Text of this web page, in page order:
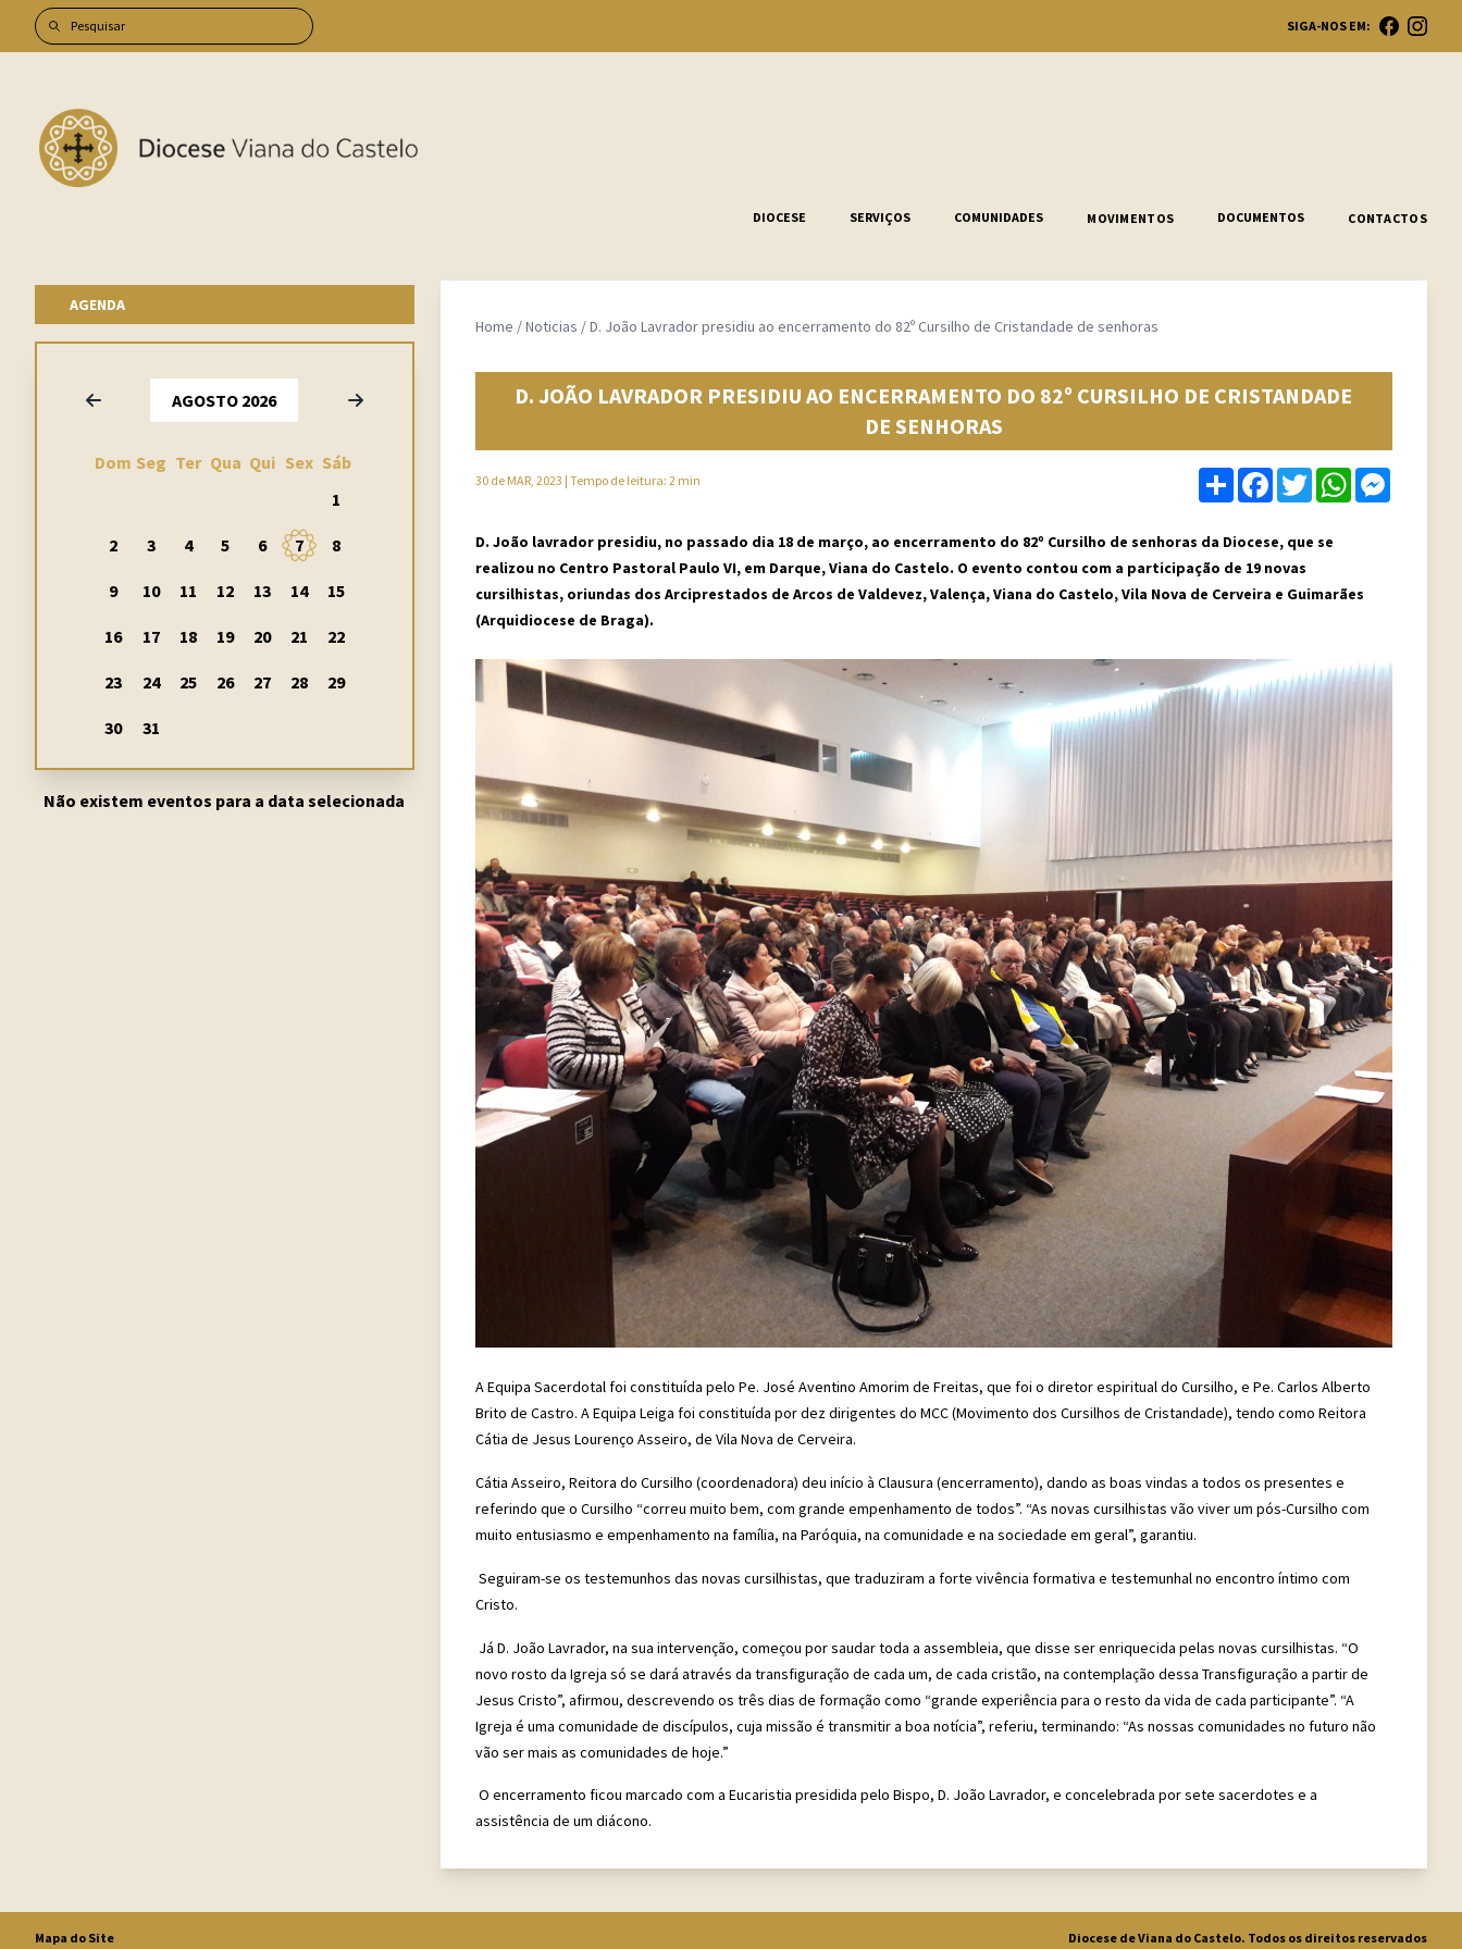
SIGA-NOS EM:
DIOCESE SERVIÇOS COMUNIDADES MOVIMENTOS DOCUMENTOS CONTACTOS
AGENDA
Anterior AGOSTO 2026 Seguinte
Dom Seg Ter Qua Qui Sex Sáb
1
2 3 4 5 6 7 8
9 10 11 12 13 14 15
16 17 18 19 20 21 22
23 24 25 26 27 28 29
30 31
Não existem eventos para a data selecionada
Home /Noticias /D. João Lavrador presidiu ao encerramento do 82º Cursilho de Cristandade de senhoras
D. JOÃO LAVRADOR PRESIDIU AO ENCERRAMENTO DO 82º CURSILHO DE CRISTANDADE
DE SENHORAS
30 de MAR, 2023 | Tempo de leitura: 2 min ShareFacebook
TwitterWhatsApp
D. João lavrador presidiu, no passado dia 18 de março, ao encerramento do 82º Cursilho de senhoras da Diocese, que se
realizou no Centro Pastoral Paulo VI, em Darque, Viana do Castelo. O evento contou com a participação de 19 novas
cursilhistas, oriundas dos Arciprestados de Arcos de Valdevez, Valença, Viana do Castelo, Vila Nova de Cerveira e Guimarães
(Arquidiocese de Braga).
A Equipa Sacerdotal foi constituída pelo Pe. José Aventino Amorim de Freitas, que foi o diretor espiritual do Cursilho, e Pe. Carlos Alberto
Brito de Castro. A Equipa Leiga foi constituída por dez dirigentes do MCC (Movimento dos Cursilhos de Cristandade), tendo como Reitora
Cátia de Jesus Lourenço Asseiro, de Vila Nova de Cerveira.
Cátia Asseiro, Reitora do Cursilho (coordenadora) deu início à Clausura (encerramento), dando as boas vindas a todos os presentes e
referindo que o Cursilho “correu muito bem, com grande empenhamento de todos”. “As novas cursilhistas vão viver um pós-Cursilho com
muito entusiasmo e empenhamento na família, na Paróquia, na comunidade e na sociedade em geral”, garantiu.
Seguiram-se os testemunhos das novas cursilhistas, que traduziram a forte vivência formativa e testemunhal no encontro íntimo com
Cristo.
Já D. João Lavrador, na sua intervenção, começou por saudar toda a assembleia, que disse ser enriquecida pelas novas cursilhistas. “O
novo rosto da Igreja só se dará através da transfiguração de cada um, de cada cristão, na contemplação dessa Transfiguração a partir de
Jesus Cristo”, afirmou, descrevendo os três dias de formação como “grande experiência para o resto da vida de cada participante”. “A
Igreja é uma comunidade de discípulos, cuja missão é transmitir a boa notícia”, referiu, terminando: “As nossas comunidades no futuro não
vão ser mais as comunidades de hoje.”
O encerramento ficou marcado com a Eucaristia presidida pelo Bispo, D. João Lavrador, e concelebrada por sete sacerdotes e a
assistência de um diácono.
Mapa do Site Diocese de Viana do Castelo. Todos os direitos reservados